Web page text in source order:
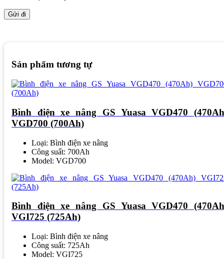
Sản phẩm tương tự
Bình điện xe nâng GS Yuasa VGD470
VGD700 (700Ah)
Loại: Bình điện xe nâng
Công suất: 700Ah
Model: VGD700
Bình điện xe nâng GS Yuasa VGD470
VGI725 (725Ah)
Loại: Bình điện xe nâng
Công suất: 725Ah
Model: VGI725